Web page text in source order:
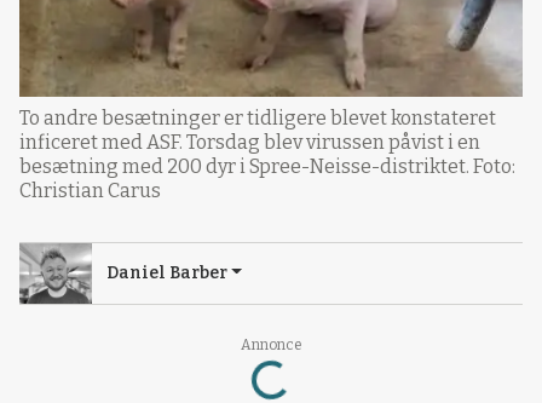
Annonce
Loading...
To andre besætninger er tidligere blevet konstateret
inficeret med ASF. Torsdag blev virussen påvist i en
besætning med 200 dyr i Spree-Neisse-distriktet. Foto:
Christian Carus
Daniel Barber